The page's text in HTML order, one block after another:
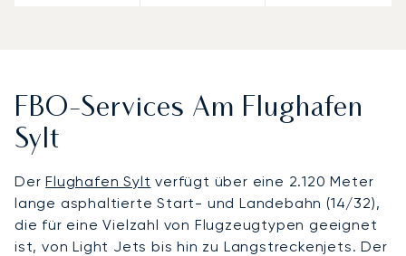
FBO-Services Am Flughafen
Sylt
DerFlughafen Sylt verfügt über eine 2.120 Meter
lange asphaltierte Start- und Landebahn (14/32),
die für eine Vielzahl von Flugzeugtypen geeignet
ist, von Light Jets bis hin zu Langstreckenjets. Der